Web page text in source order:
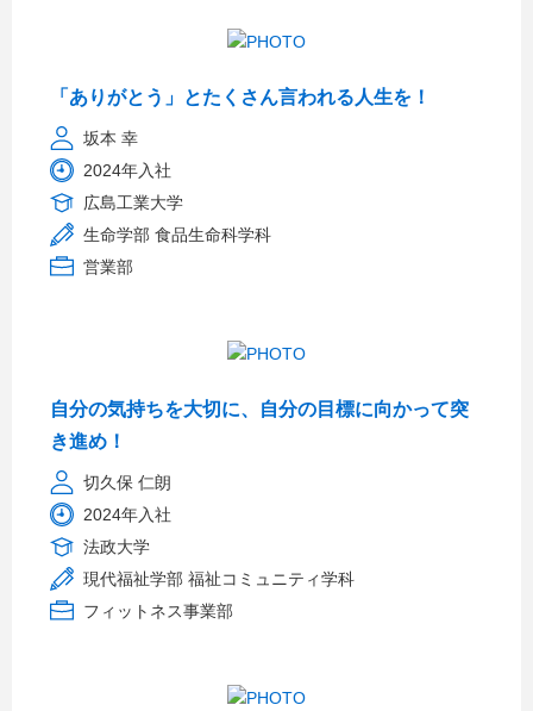
「ありがとう」とたくさん言われる人生を！
坂本 幸
2024年入社
広島工業大学
生命学部 食品生命科学科
営業部
自分の気持ちを大切に、自分の目標に向かって突
き進め！
切久保 仁朗
2024年入社
法政大学
現代福祉学部 福祉コミュニティ学科
フィットネス事業部